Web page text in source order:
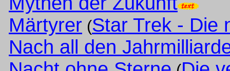
Märtyrer (Star Trek - Die
Nach all den